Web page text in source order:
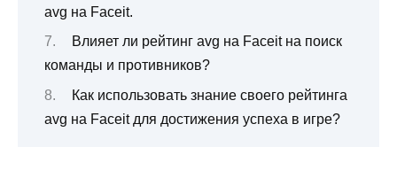
avg на Faceit.
Влияет ли рейтинг avg на Faceit на поиск
команды и противников?
Как использовать знание своего рейтинга
avg на Faceit для достижения успеха в игре?